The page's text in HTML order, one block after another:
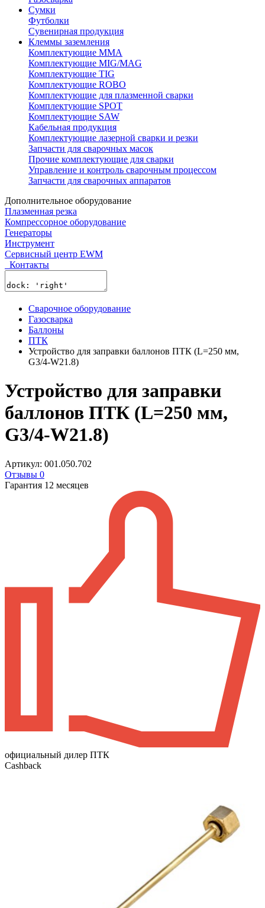
Сумки
Футболки
Сувенирная продукция
Клеммы заземления
Комплектующие ММА
Комплектующие MIG/MAG
Комплектующие TIG
Комплектующие ROBO
Комплектующие для плазменной сварки
Комплектующие SPOT
Комплектующие SAW
Кабельная продукция
Комплектующие лазерной сварки и резки
Запчасти для сварочных масок
Прочие комплектующие для сварки
Управление и контроль сварочным процессом
Запчасти для сварочных аппаратов
Дополнительное оборудование
Плазменная резка
Компрессорное оборудование
Генераторы
Инструмент
Сервисный центр EWM
Контакты
Сварочное оборудование
Газосварка
Баллоны
ПТК
Устройство для заправки баллонов ПТК (L=250 мм,
G3/4-W21.8)
Устройство для заправки
баллонов ПТК (L=250 мм,
G3/4-W21.8)
Артикул: 001.050.702
Отзывы 0
Гарантия 12 месяцев
официальный дилер ПТК
Cashback